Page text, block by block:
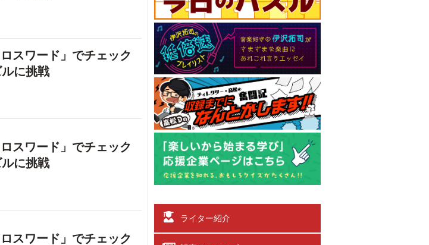
スワード」でチェック
に挑戦
スワード」でチェック
に挑戦
スワード」でチェック
ライター紹介